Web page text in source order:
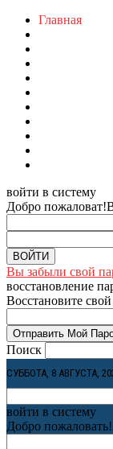
Главная
войти в систему
Добро пожаловат!
Вы забыли свой
восстановление
Восстановите
Поиск
СУББОТА, 8 АВГУСТА,
войти в систему
Добро